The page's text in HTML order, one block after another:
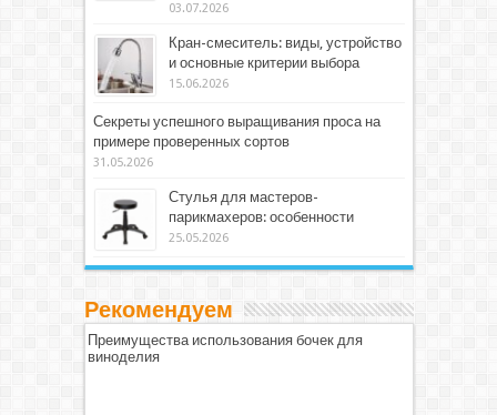
03.07.2026
Кран-смеситель: виды, устройство
и основные критерии выбора
15.06.2026
Секреты успешного выращивания проса на
примере проверенных сортов
31.05.2026
Стулья для мастеров-
парикмахеров: особенности
25.05.2026
Рекомендуем
Преимущества использования бочек для
виноделия